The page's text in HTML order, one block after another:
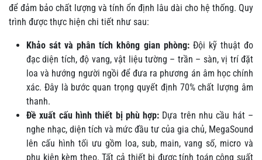
để đảm bảo chất lượng và tính ổn định lâu dài cho hệ thống. Quy
trình được thực hiện chi tiết như sau:
Khảo sát và phân tích không gian phòng:Đội kỹ thuật đo
đạc diện tích, độ vang, vật liệu tường – trần – sàn, vị trí đặt
loa và hướng người ngồi để đưa ra phương án âm học chính
xác. Đây là bước quan trọng quyết định 70% chất lượng âm
thanh.
Đề xuất cấu hình thiết bị phù hợp: Dựa trên nhu cầu hát –
nghe nhạc, diện tích và mức đầu tư của gia chủ, MegaSound
lên cấu hình tối ưu gồm loa, sub, main, vang số, micro và
phụ kiện kèm theo. Tất cả thiết bị được tính toán công suất